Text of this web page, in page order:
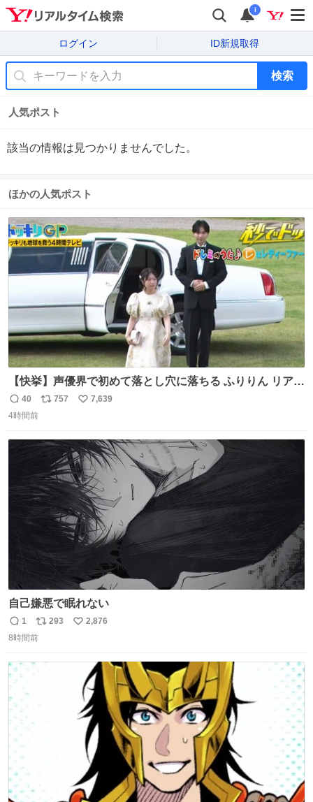
i
ログイン ID新規取得
検索
人気ポスト
該当の情報は見つかりませんでした。
ほかの人気ポスト
【快挙】声優界で初めて落とし穴に落ちる ふりりん リアク
返
信
40
リ
ト
757
い
数
7,639
4時間前
自己嫌悪で眠れない
返
信
1
リ
ポ
293
い
2,876
8時間前